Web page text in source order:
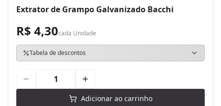
Extrator de Grampo Galvanizado Bacchi
R$ 4,30cada Unidade
Tabela de descontos
Adicionar ao carrinho